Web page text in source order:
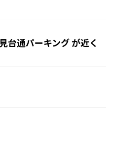
台通パーキング が近く